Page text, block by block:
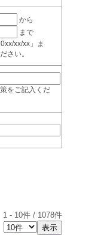
から
まで
xx/xx」ま
さい。
をご記入くだ
1 - 10件 / 1078件